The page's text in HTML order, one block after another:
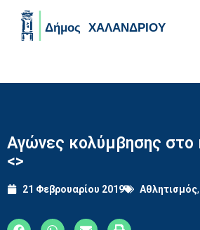
Αγώνες κολύμβησης στο
<>
21 Φεβρουαρίου 2019 Αθλητισμός,